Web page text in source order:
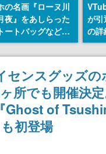
の名画『ローヌ川
夜』をあしらった
ートバッグなどが
8月7日21時より2
定で予約販売
が引
の詳
の配
センスグッズ
所でも開催決
Ghost of
初登場